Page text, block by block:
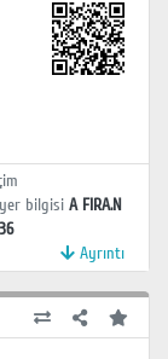
yer bilgisi A FIRA.N
Ayrıntı